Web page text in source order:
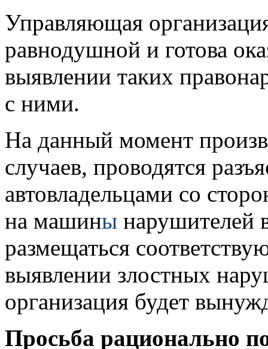
Управляющая
равнодушной и готова
выявлении таких
с ними.
На данный момент
случаев, проводятся
автовладельцами со
на машины нарушителей
размещаться
выявлении злостных
организация будет
Просьба рационально